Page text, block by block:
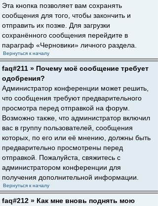
Эта кнопка позволяет вам сохранять
сообщения для того, чтобы закончить и
отправить их позже. Для загрузки
сохранённого сообщения перейдите в
параграф «Черновики» личного раздела.
Вернуться к началу
faq#211 » Почему моё сообщение требует
одобрения?
Администратор конференции может решить,
что сообщения требуют предварительного
просмотра перед отправкой на форум.
Возможно также, что администратор включил
вас в группу пользователей, сообщения
которых, по его или её мнению, должны быть
предварительно просмотрены перед
отправкой. Пожалуйста, свяжитесь с
администратором конференции для
получения дополнительной информации.
Вернуться к началу
faq#212 » Как мне вновь поднять мою